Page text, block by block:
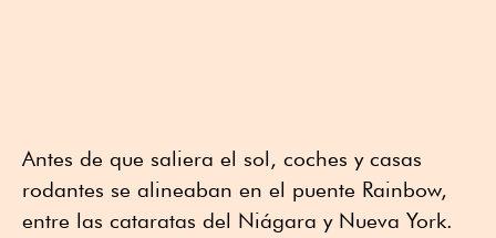
Antes de que saliera el sol, coches y casas
rodantes se alineaban en el puente Rainbow,
entre las cataratas del Niágara y Nueva York.